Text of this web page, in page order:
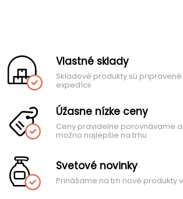
Vlastné sklady
Skladové produkty sú
expedícii
Úžasne nízke ceny
Ceny pravidelne porovnávame
možno najlepšie na trhu
Svetové novinky
Prinášame na trh nové produkty